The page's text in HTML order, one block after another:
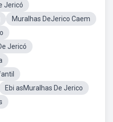
Jericó
Muralhas DeJerico Caem
Jericó
Ebi asMuralhas De Jerico